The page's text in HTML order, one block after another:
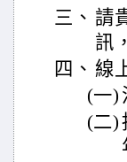
三、 請
訊
四、 線
(一)
(二)